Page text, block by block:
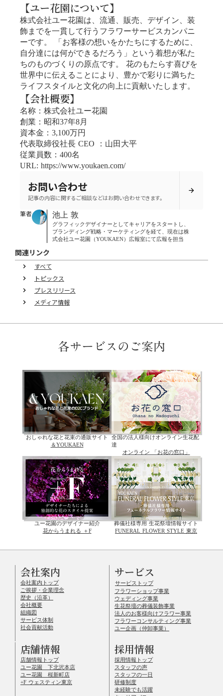
【ユー花園について】
株式会社ユー花園は、流通、販売、デザイン、装
飾までを一貫して行うフラワーサービスカンパニ
ーです。 「お客様の想いをかたちにするために、
自分達には何ができるだろう」という着想が私た
ちのものづくりの原点です。 花のもたらす喜びを
世界中に伝えることにより、豊かで彩りに満ちた
ライフスタイルと文化の向上に貢献いたします。
【会社概要】
名称：株式会社ユー花園
創業：昭和37年8月
資本金：3,100万円
代表取締役社長 CEO ：山田大平
従業員数：400名
URL: https://www.youkaen.com/
お問い合わせ
記事の内容に関するご相談などはお問い合わせできます。
arrow_forward
筆者 池上 敦
グラフィックデザイナーとしてキャリアをスタートし、
ブランディング戦略・マーケティングを経て、現在は株
式会社ユー花園（YOUKAEN）広報室にて広報を担当
関連リンク
keyboard_arrow_right すべて
keyboard_arrow_right トピックス
keyboard_arrow_right プレスリリース
keyboard_arrow_right メディア情報
各サービスのご案内
おしゃれな花と花束の通販サイト
＆YOUKAEN
全国の法人様向けオンライン生花配
達
オンライン 「お花の窓口」
ユー花園のデザイナー紹介
花からうまれる ＋F
葬儀社様専用 生花祭壇情報サイト
FUNERAL FLOWER STYLE 東京
会社案内
会社案内トップ
ご挨拶・企業理念
歴史（沿革）
会社概要
組織図
サービス体制
社会貢献活動
サービス
サービストップ
フラワーショップ事業
ウェディング事業
生花祭壇の葬儀装飾事業
法人のお客様向けフラワー事業
フラワーコンサルティング事業
ユー企画（仲卸事業）
店舗情報
店舗情報トップ
ユー花園 下北沢本店
ユー花園 桜新町店
+F ウェスティン東京
採用情報
採用情報トップ
スタッフの声
スタッフの一日
研修制度
未経験でも活躍